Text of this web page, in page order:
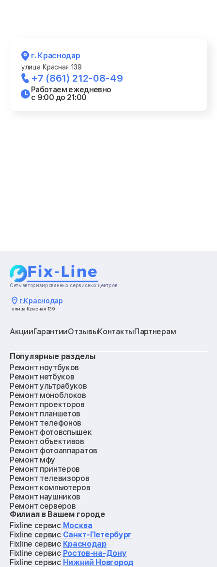
г. Краснодар
улица Красная 139
+7 (861) 212-08-49
Работаем ежедневно
с 9:00 до 21:00
Сеть авторизированных сервисных центров
г.Краснодар
улица Красная 139
АкцииГарантииОтзывыКонтактыПартнерам
Популярные разделы
Ремонт ноутбуков
Ремонт нетбуков
Ремонт ультрабуков
Ремонт моноблоков
Ремонт проекторов
Ремонт планшетов
Ремонт телефонов
Ремонт фотовспышек
Ремонт объективов
Ремонт фотоаппаратов
Ремонт мфу
Ремонт принтеров
Ремонт телевизоров
Ремонт компьютеров
Ремонт наушников
Ремонт серверов
Ремонт мониторов
Ремонт квадрокоптеров
Ремонт электросамокатов
Ремонт материнских плат
Ремонт видеокарт
Ремонт кофемашин
Филиал в Вашем городе
Fixline сервис Москва
Fixline сервис Санкт-Петербург
Fixline сервис Краснодар
Fixline сервис Ростов-на-Дону
Fixline сервис Нижний Новгород